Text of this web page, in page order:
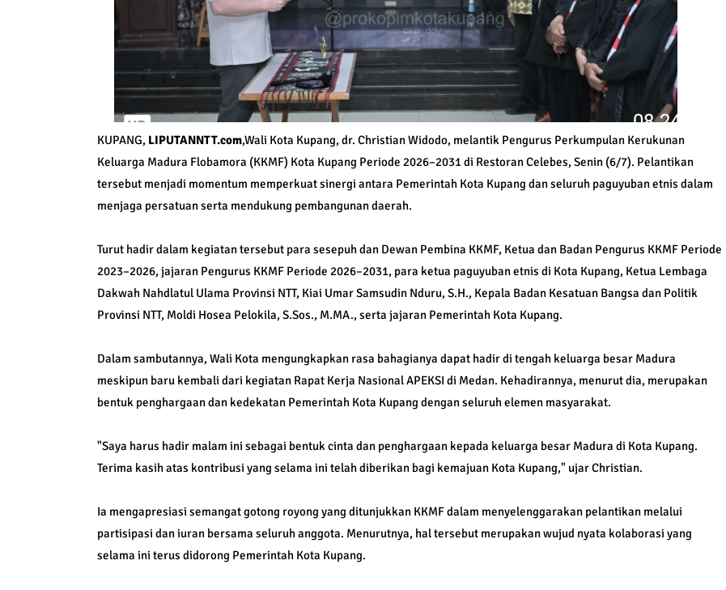
KUPANG, LIPUTANNTT.com,Wali Kota Kupang, dr. Christian Widodo, melantik Pengurus Perkumpulan Kerukunan
Keluarga Madura Flobamora (KKMF) Kota Kupang Periode 2026–2031 di Restoran Celebes, Senin (6/7). Pelantikan
tersebut menjadi momentum memperkuat sinergi antara Pemerintah Kota Kupang dan seluruh paguyuban etnis dalam
menjaga persatuan serta mendukung pembangunan daerah.
Turut hadir dalam kegiatan tersebut para sesepuh dan Dewan Pembina KKMF, Ketua dan Badan Pengurus KKMF Periode
2023–2026, jajaran Pengurus KKMF Periode 2026–2031, para ketua paguyuban etnis di Kota Kupang, Ketua Lembaga
Dakwah Nahdlatul Ulama Provinsi NTT, Kiai Umar Samsudin Nduru, S.H., Kepala Badan Kesatuan Bangsa dan Politik
Provinsi NTT, Moldi Hosea Pelokila, S.Sos., M.MA., serta jajaran Pemerintah Kota Kupang.
Dalam sambutannya, Wali Kota mengungkapkan rasa bahagianya dapat hadir di tengah keluarga besar Madura
meskipun baru kembali dari kegiatan Rapat Kerja Nasional APEKSI di Medan. Kehadirannya, menurut dia, merupakan
bentuk penghargaan dan kedekatan Pemerintah Kota Kupang dengan seluruh elemen masyarakat.
"Saya harus hadir malam ini sebagai bentuk cinta dan penghargaan kepada keluarga besar Madura di Kota Kupang.
Terima kasih atas kontribusi yang selama ini telah diberikan bagi kemajuan Kota Kupang," ujar Christian.
Ia mengapresiasi semangat gotong royong yang ditunjukkan KKMF dalam menyelenggarakan pelantikan melalui
partisipasi dan iuran bersama seluruh anggota. Menurutnya, hal tersebut merupakan wujud nyata kolaborasi yang
selama ini terus didorong Pemerintah Kota Kupang.